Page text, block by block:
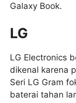
Galaxy Book.
LG
LG Electronics
dikenal karena
Seri LG Gram
baterai tahan